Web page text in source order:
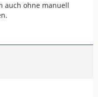
auch ohne manuell